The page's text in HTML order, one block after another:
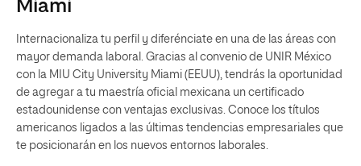
Miami
Internacionaliza tu perfil y diferénciate en una de las áreas con
mayor demanda laboral. Gracias al convenio de UNIR México
con la MIU City University Miami (EEUU), tendrás la oportunidad
de agregar a tu maestría oficial mexicana un certificado
estadounidense con ventajas exclusivas. Conoce los títulos
americanos ligados a las últimas tendencias empresariales que
te posicionarán en los nuevos entornos laborales.